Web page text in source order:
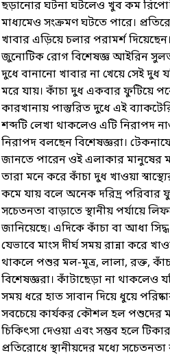
ছড়ানোর ঘটনা ঘটলেও খুব কম রিপোর্ট
মাধ্যমেও সংক্রমণ ঘটতে পারে।
খাবার এড়িয়ে চলার পরামর্শ
জুনোটিক রোগ বিশেষজ্ঞ আইরিন
দুধে বানানো খাবার না খেয়ে সেই
মরে যায়। কাঁচা দুধ একবার ফুটিয়ে
কারখানায় পাস্তুরিত দুধে এই
শব্দটি লেখা থাকলেও এটি নিরাপদ
নিরাপদ বলছেন বিশেষজ্ঞরা।
জানতে পারেন ওই এলাকার মানুষের
তারা মনে করে কাঁচা দুধ খাওয়া
কমে যায় বলে অনেক দরিদ্র পরিবার
সচেতনতা বাড়াতে স্থানীয় পর্যায়ে
জানিয়েছে। এদিকে কাঁচা বা আধা
যেভাবে মাংস দীর্ঘ সময় রান্না করে
থাকলে পশুর মল-মূত্র, লালা, রক্ত,
বিশেষজ্ঞরা। কাঁটাছেড়া না থাকলেও
সময় ধরে হাত সাবান দিয়ে ধুয়ে
সবচেয়ে কার্যকর কৌশল হল পশুদের
চিকিৎসা দেওয়া এবং সম্ভব হলে
প্রতিরোধে স্থানীয়দের মধ্যে